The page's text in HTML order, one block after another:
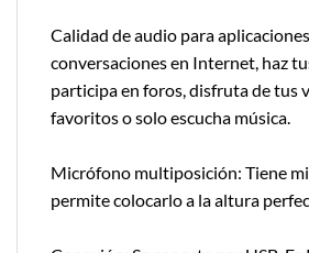
Calidad de audio para
conversaciones en Internet, haz
participa en foros, disfruta de tus
favoritos o solo escucha música.
Micrófono multiposición: Tiene
permite colocarlo a la altura